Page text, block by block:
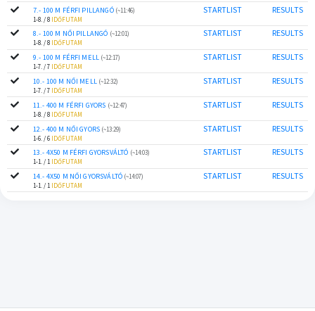
7.- 100 M FÉRFI PILLANGÓ (~11:46)
1-8. / 8 IDŐFUTAM
STARTLIST RESULTS
8.- 100 M NŐI PILLANGÓ (~12:01)
1-8. / 8
IDŐFUTAM
STARTLIST RESULTS
9.- 100 M FÉRFI MELL (~12:17)
1-7. / 7 IDŐFUTAM
STARTLIST RESULTS
10.- 100 M NŐI MELL (~12:32)
1-7. / 7 IDŐFUTAM
STARTLIST RESULTS
11.- 400 M FÉRFI GYORS (~12:47)
1-8. / 8 IDŐFUTAM
STARTLIST RESULTS
12.- 400 M NŐI GYORS (~13:29)
1-6. / 6 IDŐFUTAM
STARTLIST RESULTS
13.- 4X50 M FÉRFI GYORSVÁLTÓ (~14:03)
1-1. / 1
IDŐFUTAM
STARTLIST RESULTS
14.- 4X50 M NŐI GYORSVÁLTÓ (~14:07)
1-1. / 1 IDŐFUTAM
STARTLIST RESULTS